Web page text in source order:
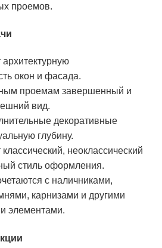
проемов.
окон и фасада.
проемам завершенный и
вид.
декоративные
глубину.
неоклассический
стиль оформления.
с наличниками,
карнизами и другими
элементами.